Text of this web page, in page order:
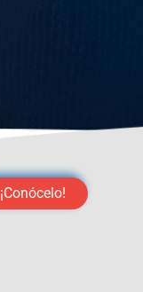
¡Conócelo!